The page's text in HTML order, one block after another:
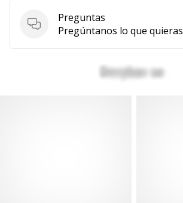
Preguntas
Preguntas
Pregúntanos lo que quieras